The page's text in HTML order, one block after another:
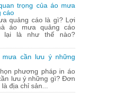
trọng của áo mưa
cáo
quảng cáo là gì? Lợi
áo mưa quảng cáo
lại là như thế nào?
mưa cần lưu ý những
phương pháp in áo
lưu ý những gì? Đơn
địa chỉ sản...